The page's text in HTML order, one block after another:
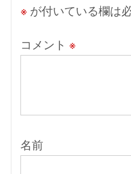
※が付いている欄は
コメント ※
名前